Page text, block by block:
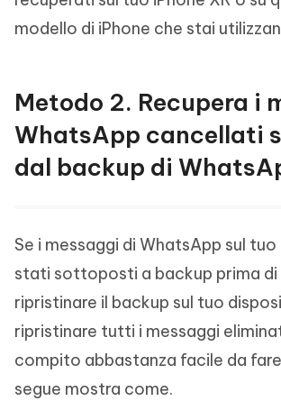
modello di iPhone che stai
Metodo 2. Recupera i
WhatsApp cancellati
dal backup di
Se i messaggi di WhatsApp sul tuo
stati sottoposti a backup prima di
ripristinare il backup sul tuo
ripristinare tutti i messaggi
compito abbastanza facile da
segue mostra come.